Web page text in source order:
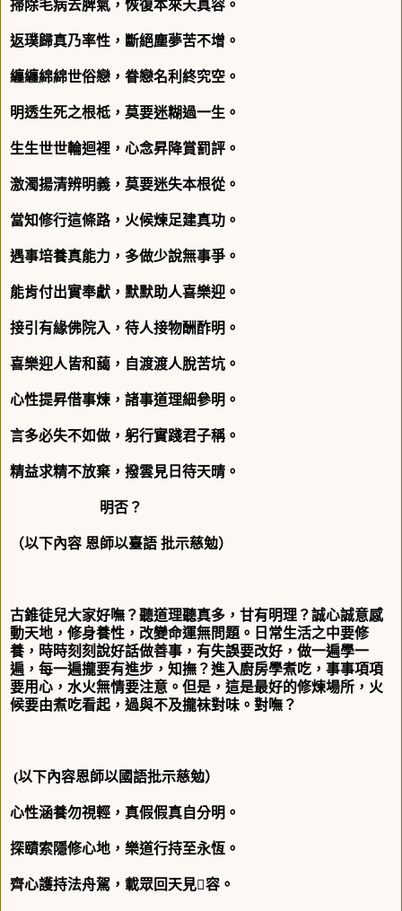
掃除毛病去脾氣，恢復本來天真容。
返璞歸真乃率性，斷絕塵夢苦不增。
纏纏綿綿世俗戀，眷戀名利終究空。
明透生死之根柢，莫要迷糊過一生。
生生世世輪迴裡，心念昇降賞罰評。
激濁揚清辨明義，莫要迷失本根從。
當知修行這條路，火候煉足建真功。
遇事培養真能力，多做少說無事爭。
能肯付出實奉獻，默默助人喜樂迎。
接引有緣佛院入，待人接物酬酢明。
喜樂迎人皆和藹，自渡渡人脫苦坑。
心性提昇借事煉，諸事道理細參明。
言多必失不如做，躬行實踐君子稱。
精益求精不放棄，撥雲見日待天晴。
明否？
（以下內容 恩師以臺語 批示慈勉）
古錐徒兒大家好嘸？聽道理聽真多，甘有明理？誠心誠意感
動天地，修身養性，改變命運無問題。日常生活之中要修
養，時時刻刻說好話做善事，有失誤要改好，做一遍學一
遍，每一遍攏要有進步，知撫？進入廚房學煮吃，事事項項
要用心，水火無情要注意。但是，這是最好的修煉場所，火
候要由煮吃看起，過與不及攏袜對味。對嘸？
(以下內容恩師以國語批示慈勉）
心性涵養勿視輕，真假假真自分明。
探賾索隱修心地，樂道行持至永恆。
齊心護持法舟駕，載眾回天見容。